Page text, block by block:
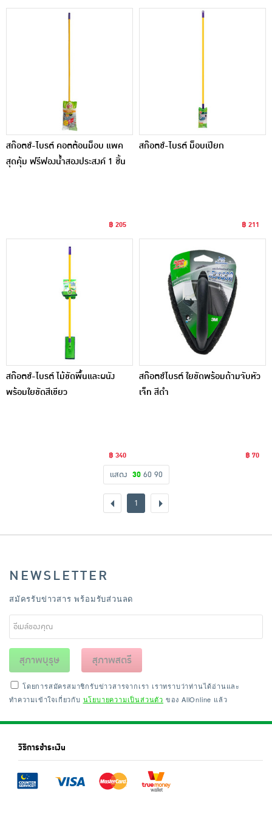
สก๊อตช์-ไบรต์ คอตต้อนม็อบ แพค
สุดคุ้ม ฟรีฟองน้ำสองประสงค์ 1 ชิ้น
฿ 205
สก๊อตช์-ไบรต์ ม็อบเปียก
฿ 211
สก๊อตช์-ไบรต์ ไม้ขัดพื้นและผนัง
พร้อมใยขัดสีเขียว
฿ 340
สก๊อตช์ไบรต์ ใยขัดพร้อมด้ามจับหัว
เจ็ท สีดำ
฿ 70
แสดง 30 60 90
1
NEWSLETTER
สมัครรับข่าวสาร พร้อมรับส่วนลด
สุภาพบุรุษ สุภาพสตรี
โดยการสมัครสมาชิกรับข่าวสารจากเรา เราทราบว่าท่านได้อ่านและ
ทำความเข้าใจเกี่ยวกับ นโยบายความเป็นส่วนตัว ของ AllOnline แล้ว
วิธีการชำระเงิน